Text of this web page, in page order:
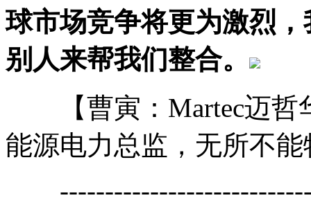
球市场竞争将更为激烈
别人来帮我们整合。
【曹寅：Martec迈哲
能源电力总监，无所不